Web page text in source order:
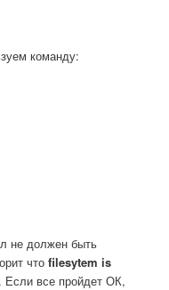
команду:
не должен быть
чтоfilesytem is
Если все пройдет ОК,